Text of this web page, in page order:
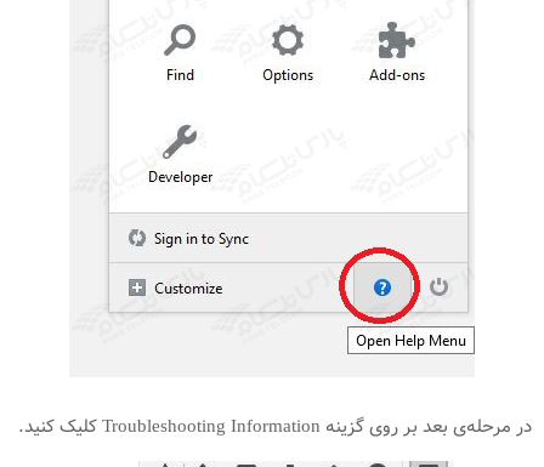
در مرحله‌ی بعد بر روی گزینه Troubleshooting Information کلیک کنید.